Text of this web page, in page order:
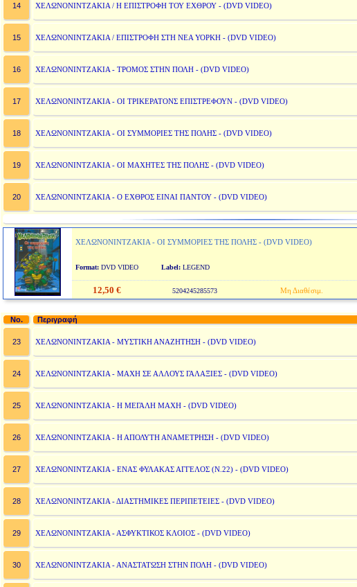
14 ΧΕΛΩΝΟΝΙΝΤΖΑΚΙΑ / Η ΕΠΙΣΤΡΟΦΗ ΤΟΥ ΕΧΘΡΟΥ - (DVD VIDEO)
15 ΧΕΛΩΝΟΝΙΝΤΖΑΚΙΑ / ΕΠΙΣΤΡΟΦΗ ΣΤΗ ΝΕΑ ΥΟΡΚΗ - (DVD VIDEO)
16 ΧΕΛΩΝΟΝΙΝΤΖΑΚΙΑ - ΤΡΟΜΟΣ ΣΤΗΝ ΠΟΛΗ - (DVD VIDEO)
17 ΧΕΛΩΝΟΝΙΝΤΖΑΚΙΑ - ΟΙ ΤΡΙΚΕΡΑΤΟΝΣ ΕΠΙΣΤΡΕΦΟΥΝ - (DVD VIDEO)
18 ΧΕΛΩΝΟΝΙΝΤΖΑΚΙΑ - ΟΙ ΣΥΜΜΟΡΙΕΣ ΤΗΣ ΠΟΛΗΣ - (DVD VIDEO)
19 ΧΕΛΩΝΟΝΙΝΤΖΑΚΙΑ - ΟΙ ΜΑΧΗΤΕΣ ΤΗΣ ΠΟΛΗΣ - (DVD VIDEO)
20 ΧΕΛΩΝΟΝΙΝΤΖΑΚΙΑ - Ο ΕΧΘΡΟΣ ΕΙΝΑΙ ΠΑΝΤΟΥ - (DVD VIDEO)
ΧΕΛΩΝΟΝΙΝΤΖΑΚΙΑ - ΟΙ ΣΥΜΜΟΡΙΕΣ ΤΗΣ ΠΟΛΗΣ - (DVD VIDEO)
Format:DVD VIDEO Label:LEGEND
12,50 € 5204245285573 Μη Διαθέσιμ.
No. Περιγραφή
23 ΧΕΛΩΝΟΝΙΝΤΖΑΚΙΑ - ΜΥΣΤΙΚΗ ΑΝΑΖΗΤΗΣΗ - (DVD VIDEO)
24 ΧΕΛΩΝΟΝΙΝΤΖΑΚΙΑ - ΜΑΧΗ ΣΕ ΑΛΛΟΥΣ ΓΑΛΑΞΙΕΣ - (DVD VIDEO)
25 ΧΕΛΩΝΟΝΙΝΤΖΑΚΙΑ - Η ΜΕΓΑΛΗ ΜΑΧΗ - (DVD VIDEO)
26 ΧΕΛΩΝΟΝΙΝΤΖΑΚΙΑ - Η ΑΠΟΛΥΤΗ ΑΝΑΜΕΤΡΗΣΗ - (DVD VIDEO)
27 ΧΕΛΩΝΟΝΙΝΤΖΑΚΙΑ - ΕΝΑΣ ΦΥΛΑΚΑΣ ΑΓΓΕΛΟΣ (N.22) - (DVD VIDEO)
28 ΧΕΛΩΝΟΝΙΝΤΖΑΚΙΑ - ΔΙΑΣΤΗΜΙΚΕΣ ΠΕΡΙΠΕΤΕΙΕΣ - (DVD VIDEO)
29 ΧΕΛΩΝΟΝΙΝΤΖΑΚΙΑ - ΑΣΦΥΚΤΙΚΟΣ ΚΛΟΙΟΣ - (DVD VIDEO)
30 ΧΕΛΩΝΟΝΙΝΤΖΑΚΙΑ - ΑΝΑΣΤΑΤΩΣΗ ΣΤΗΝ ΠΟΛΗ - (DVD VIDEO)